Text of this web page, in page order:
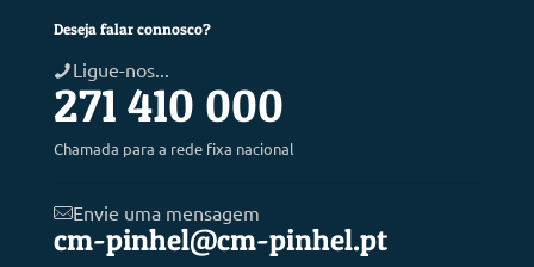
Deseja falar connosco?
Ligue-nos...
271 410 000
Chamada para a rede fixa nacional
Envie uma mensagem
cm-pinhel@cm-pinhel.pt